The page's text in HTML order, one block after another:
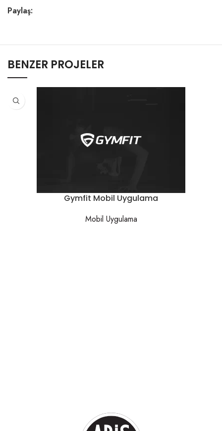
Paylaş:
BENZER PROJELER
Gymfit Mobil Uygulama
Mobil Uygulama